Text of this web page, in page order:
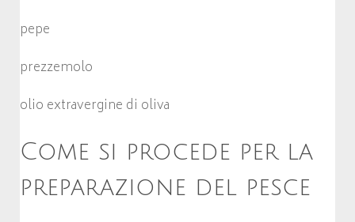
pepe
prezzemolo
olio extravergine di oliva
Come si procede per la
preparazione del pesce